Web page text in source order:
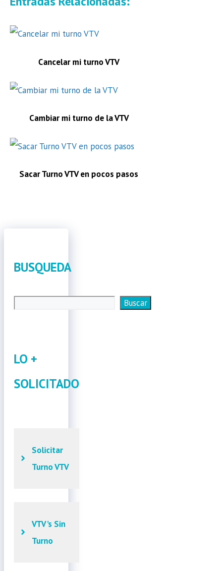
Cancelar mi turno VTV
Cambiar mi turno de la VTV
Sacar Turno VTV en pocos pasos
BUSQUEDA
Buscar
LO +
SOLICITADO
Solicitar
Turno VTV
VTV's Sin
Turno